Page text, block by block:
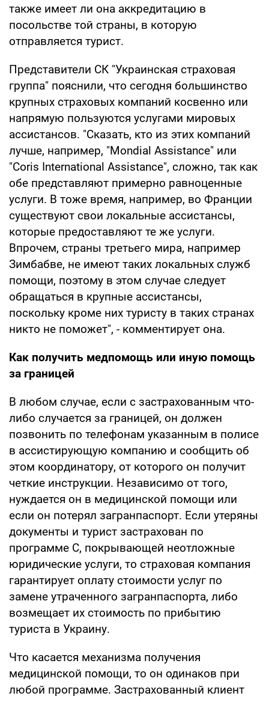
также имеет ли она аккредитацию в
посольстве той страны, в которую
отправляется турист.
Представители СК "Украинская страховая
группа" пояснили, что сегодня большинство
крупных страховых компаний косвенно или
напрямую пользуются услугами мировых
ассистансов. "Сказать, кто из этих компаний
лучше, например, "Mondial Assistance" или
"Coris International Assistance", сложно, так как
обе представляют примерно равноценные
услуги. В тоже время, например, во Франции
существуют свои локальные ассистансы,
которые предоставляют те же услуги.
Впрочем, страны третьего мира, например
Зимбабве, не имеют таких локальных служб
помощи, поэтому в этом случае следует
обращаться в крупные ассистансы,
поскольку кроме них туристу в таких странах
никто не поможет", - комментирует она.
Как получить медпомощь или иную помощь
за границей
В любом случае, если с застрахованным что-
либо случается за границей, он должен
позвонить по телефонам указанным в полисе
в ассистирующую компанию и сообщить об
этом координатору, от которого он получит
четкие инструкции. Независимо от того,
нуждается он в медицинской помощи или
если он потерял загранпаспорт. Если утеряны
документы и турист застрахован по
программе С, покрывающей неотложные
юридические услуги, то страховая компания
гарантирует оплату стоимости услуг по
замене утраченного загранпаспорта, либо
возмещает их стоимость по прибытию
туриста в Украину.
Что касается механизма получения
медицинской помощи, то он одинаков при
любой программе. Застрахованный клиент